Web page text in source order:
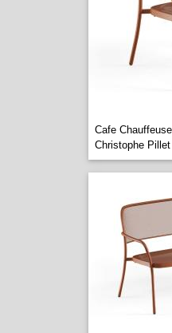
Cafe
Christophe Pillet